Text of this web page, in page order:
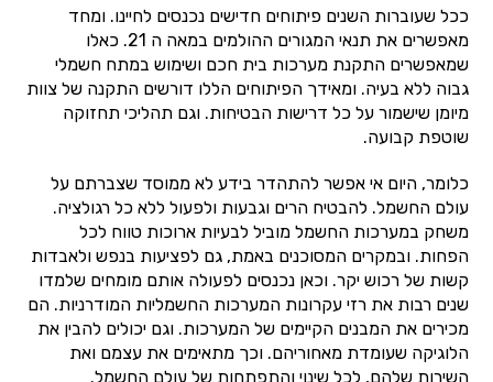
ככל שעוברות השנים פיתוחים חדישים נכנסים לחיינו. ומחד
מאפשרים את תנאי המגורים ההולמים במאה ה 21. כאלו
שמאפשרים התקנת מערכות בית חכם ושימוש במתח חשמלי
גבוה ללא בעיה. ומאידך הפיתוחים הללו דורשים התקנה של צוות
מיומן שישמור על כל דרישות הבטיחות. וגם תהליכי תחזוקה
שוטפת קבועה.
כלומר, היום אי אפשר להתהדר בידע לא ממוסד שצברתם על
עולם החשמל. להבטיח הרים וגבעות ולפעול ללא כל רגולציה.
משחק במערכות החשמל מוביל לבעיות ארוכות טווח לכל
הפחות. ובמקרים המסוכנים באמת, גם לפציעות בנפש ולאבדות
קשות של רכוש יקר. וכאן נכנסים לפעולה אותם מומחים שלמדו
שנים רבות את רזי עקרונות המערכות החשמליות המודרניות. הם
מכירים את המבנים הקיימים של המערכות. וגם יכולים להבין את
הלוגיקה שעומדת מאחוריהם. וכך מתאימים את עצמם ואת
השירות שלהם, לכל שינוי והתפתחות של עולם החשמל.